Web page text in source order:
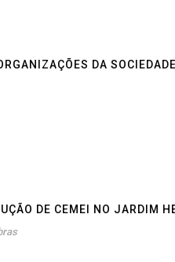
DA
DE CEMEI NO JARDIM